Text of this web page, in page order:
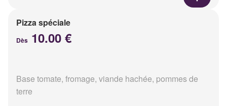
Pizza spéciale
Dès 10.00 €
Base tomate, fromage, viande hachée, pommes de
terre